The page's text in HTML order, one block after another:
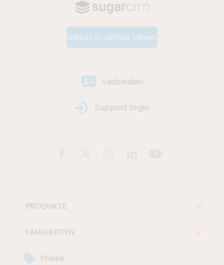
Sugar Market: Alles, was Sie für Ihre Arbeit benötigen
Selbst in aktion sehen
Verbinden
Support login
PRODUKTE
FÄHIGKEITEN
Preise